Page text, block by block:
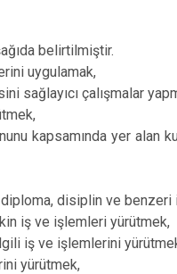
belirtilmiştir.
uygulamak,
sağlayıcı çalışmalar
kapsamında yer alan
disiplin ve
iş ve işlemleri yürütmek,
iş ve işlemlerini
yürütmek,